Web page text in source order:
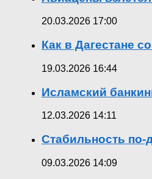
20.03.2026 17:00
Как в Дагестане
19.03.2026 16:44
Исламский
12.03.2026 14:11
Стабильность по-
09.03.2026 14:09